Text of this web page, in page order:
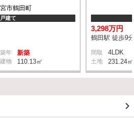
市鶴田町
建て
築年 新築
建物 110.13㎡
3,298万円
鶴田駅 徒歩9分
間取 4LDK
土地 231.24㎡